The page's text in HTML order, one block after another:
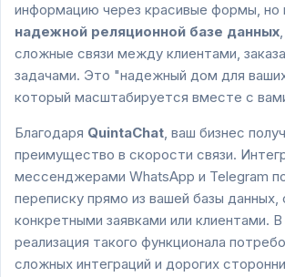
информацию через красивые формы, но
надежной реляционной базе данных
сложные связи между клиентами,
задачами. Это "надежный дом для
который масштабируется вместе с
Благодаря QuintaChat, ваш бизнес
преимущество в скорости связи.
мессенджерами WhatsApp и Telegram
переписку прямо из вашей базы данных,
конкретными заявками или клиентами.
реализация такого функционала
сложных интеграций и дорогих